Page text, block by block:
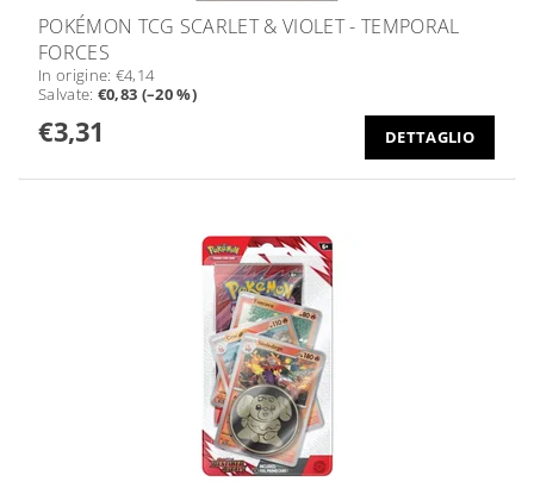
POKÉMON TCG SCARLET & VIOLET - TEMPORAL
FORCES
In origine: €4,14
Salvate: €0,83 (–20 %)
€3,31 DETTAGLIO